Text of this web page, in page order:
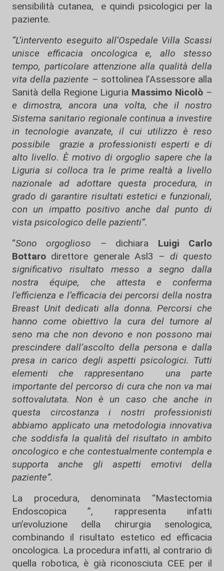
sensibilità cutanea, e quindi psicologici per la
paziente.
“L’intervento eseguito all’Ospedale Villa Scassi
unisce efficacia oncologica e, allo stesso
tempo, particolare attenzione alla qualità della
vita della paziente – sottolinea l’Assessore alla
Sanità della Regione Liguria Massimo Nicolò –
e dimostra, ancora una volta, che il nostro
Sistema sanitario regionale continua a investire
in tecnologie avanzate, il cui utilizzo è reso
possibile grazie a professionisti esperti e di
alto livello. È motivo di orgoglio sapere che la
Liguria si colloca tra le prime realtà a livello
nazionale ad adottare questa procedura, in
grado di garantire risultati estetici e funzionali,
con un impatto positivo anche dal punto di
vista psicologico delle pazienti”.
“Sono orgoglioso – dichiara Luigi Carlo
Bottaro direttore generale Asl3 – di questo
significativo risultato messo a segno dalla
nostra équipe, che attesta e conferma
l’efficienza e l’efficacia dei percorsi della nostra
Breast Unit dedicati alla donna. Percorsi che
hanno come obiettivo la cura del tumore al
seno ma che non devono e non possono mai
prescindere dall’ascolto della persona e dalla
presa in carico degli aspetti psicologici. Tutti
elementi che rappresentano una parte
importante del percorso di cura che non va mai
sottovalutata. Non è un caso che anche in
questa circostanza i nostri professionisti
abbiamo applicato una metodologia innovativa
che soddisfa la qualità del risultato in ambito
oncologico e che contestualmente contempla e
supporta anche gli aspetti emotivi della
paziente”.
La procedura, denominata “Mastectomia
Endoscopica ”, rappresenta infatti
un’evoluzione della chirurgia senologica,
combinando il risultato estetico ed efficacia
oncologica. La procedura infatti, al contrario di
quella robotica, è già riconosciuta CEE per il